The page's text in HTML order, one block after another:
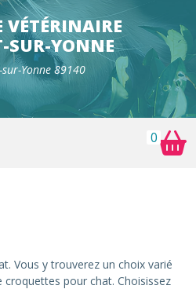
croquettes vétérinaire
SUR-YONNE
Yonne 89140
0
Vous y trouverez un choix varié
croquettes pour chat. Choisissez